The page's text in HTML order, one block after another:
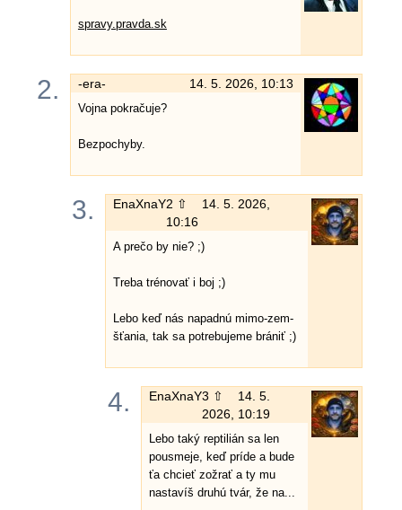
spravy.pravda.sk
2. -era- 14. 5. 2026, 10:13
Vojna pokračuje?
Bezpochyby.
3. EnaXnaY2 ⇧
14. 5. 2026,
10:16
A prečo by nie? ;)
Treba trénovať i boj ;)
Lebo keď nás napadnú mimo-zem-
šťania, tak sa potrebujeme brániť ;)
4. EnaXnaY3 ⇧
14. 5.
2026, 10:19
Lebo taký reptilián sa len
pousmeje, keď príde a bude
ťa chcieť zožrať a ty mu
nastavíš druhú tvár, že na...